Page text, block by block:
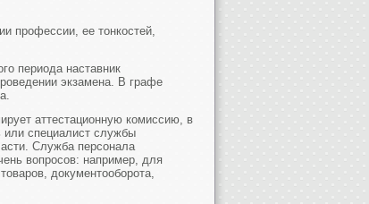
профессии, ее тонкостей,
периода наставник
экзамена. В графе
аттестационную комиссию, в
или специалист службы
Служба персонала
вопросов: например, для
документооборота,